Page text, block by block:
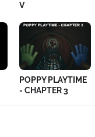
V
POPPY PLAYTIME
- CHAPTER 3